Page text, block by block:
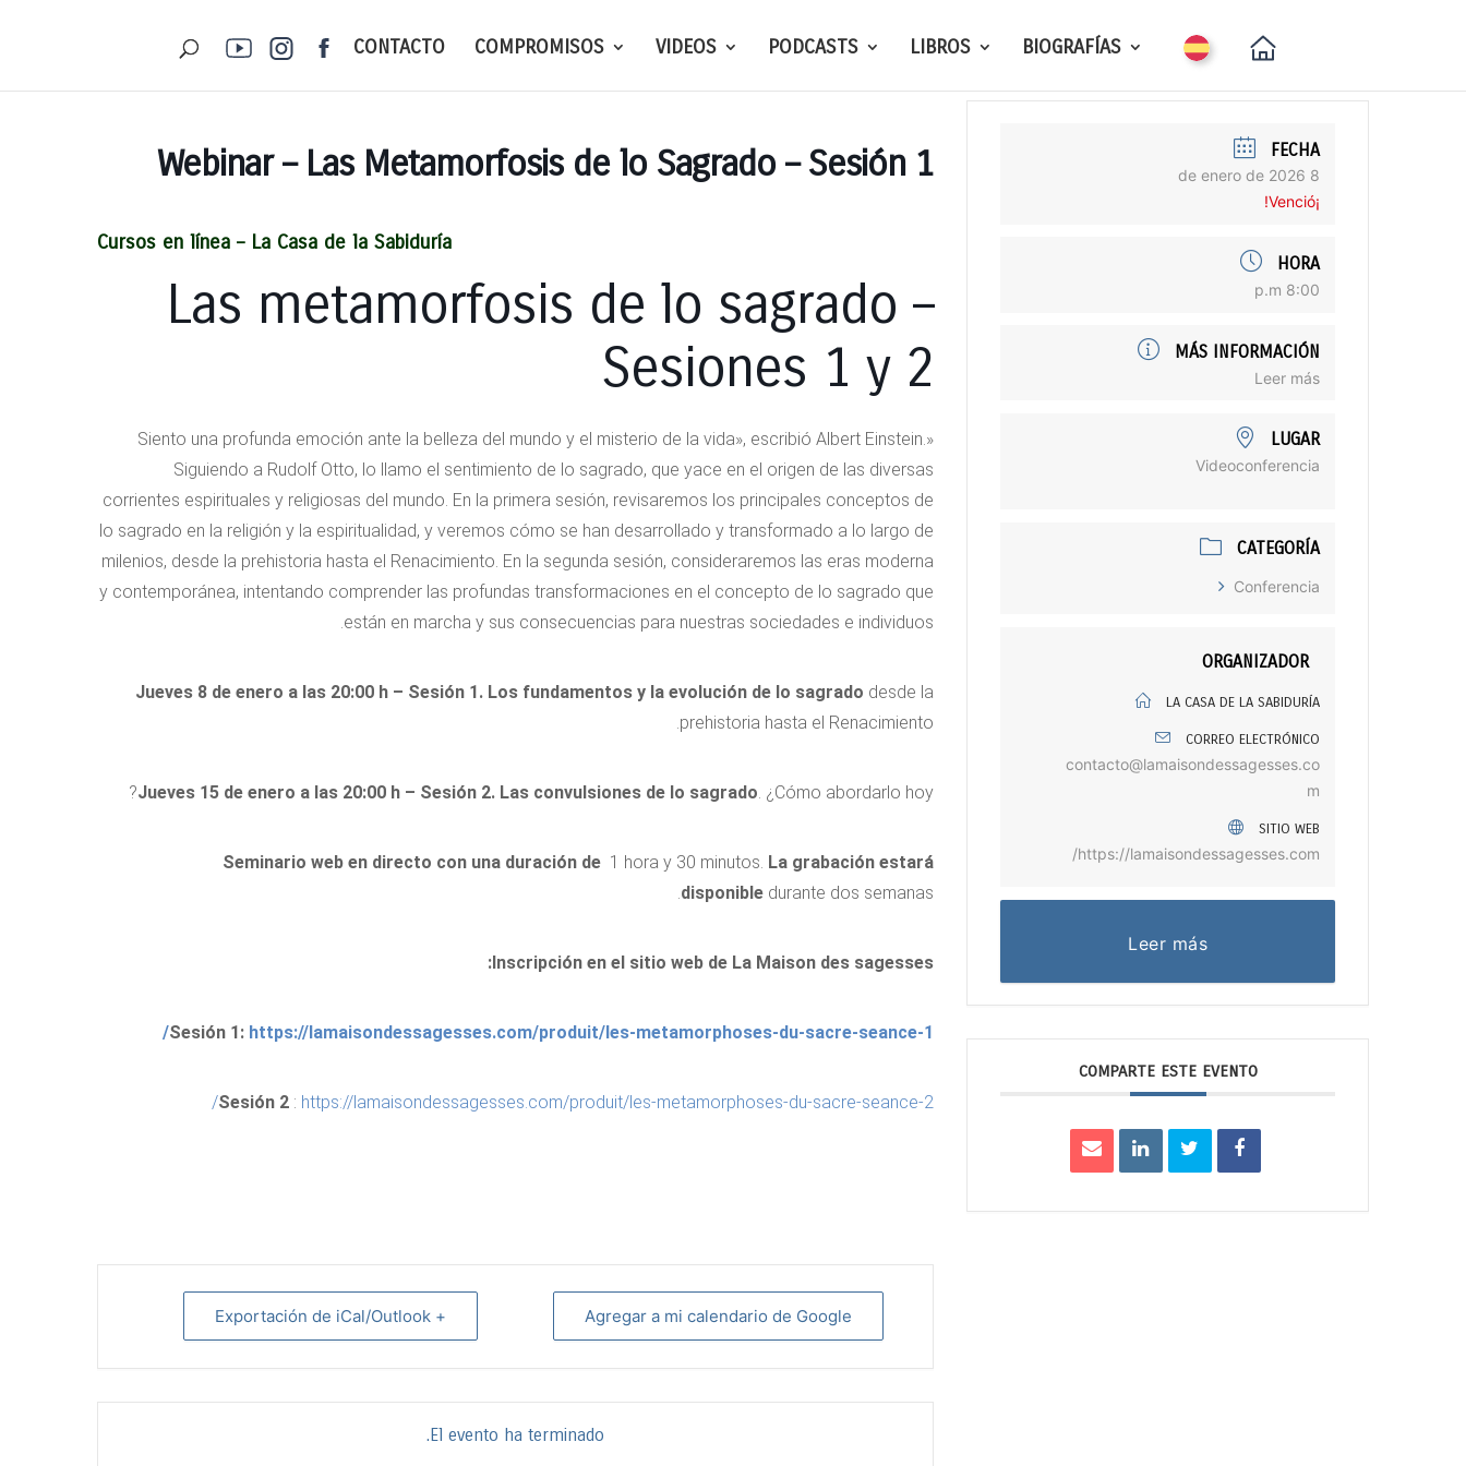
BIOGRAFÍAS
LIBROS
PODCASTS
VIDEOS
COMPROMISOS
CONTACTO
Webinar – Las Metamorfosis de lo Sagrado – Sesión 1
Cursos en línea – La Casa de la Sabiduría
Las metamorfosis de lo sagrado –
Sesiones 1 y 2
«Siento una profunda emoción ante la belleza del mundo y el misterio de la vida», escribió Albert Einstein.
Siguiendo a Rudolf Otto, lo llamo el sentimiento de lo sagrado, que yace en el origen de las diversas
corrientes espirituales y religiosas del mundo. En la primera sesión, revisaremos los principales conceptos de
lo sagrado en la religión y la espiritualidad, y veremos cómo se han desarrollado y transformado a lo largo de
milenios, desde la prehistoria hasta el Renacimiento. En la segunda sesión, consideraremos las eras moderna
y contemporánea, intentando comprender las profundas transformaciones en el concepto de lo sagrado que
están en marcha y sus consecuencias para nuestras sociedades e individuos.
Jueves 8 de enero a las 20:00 h – Sesión 1. Los fundamentos y la evolución de lo sagrado desde la
prehistoria hasta el Renacimiento.
Jueves 15 de enero a las 20:00 h – Sesión 2. Las convulsiones de lo sagrado. ¿Cómo abordarlo hoy?
Seminario web en directo con una duración de 1 hora y 30 minutos. La grabación estará
disponible durante dos semanas.
Inscripción en el sitio web de La Maison des sagesses:
Sesión 1: https://lamaisondessagesses.com/produit/les-metamorphoses-du-sacre-seance-1/
Sesión 2 : https://lamaisondessagesses.com/produit/les-metamorphoses-du-sacre-seance-2/
Agregar a mi calendario de Google
+ Exportación de iCal/Outlook
El evento ha terminado.
FECHA
8 de enero de 2026
¡Venció!
HORA
8:00 p.m
MÁS INFORMACIÓN
Leer más
LUGAR
Videoconferencia
CATEGORÍA
Conferencia
ORGANIZADOR
LA CASA DE LA SABIDURÍA
CORREO ELECTRÓNICO
contacto@lamaisondessagesses.co
m
SITIO WEB
https://lamaisondessagesses.com/
Leer más
COMPARTE ESTE EVENTO